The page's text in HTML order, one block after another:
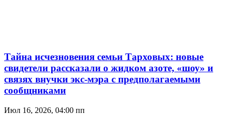
Тайна исчезновения семьи Тарховых: новые
свидетели рассказали о жидком азоте, «шоу» и
связях внучки экс-мэра с предполагаемыми
сообщниками
Июл 16, 2026, 04:00 пп